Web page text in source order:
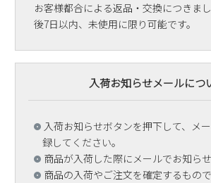
お客様都合による返品・交換につきま
後7日以内、未使用に限り可能です。
入荷お知らせメールにつ
入荷お知らせボタンを押下して、メ
録してください。
商品が入荷した際にメールでお知らせ
商品の入荷やご注文を確定するもの